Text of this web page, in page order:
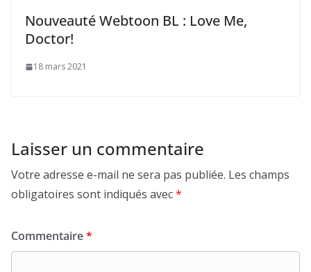
Nouveauté Webtoon BL : Love Me,
Doctor!
18 mars 2021
Laisser un commentaire
Votre adresse e-mail ne sera pas publiée. Les champs
obligatoires sont indiqués avec*
Commentaire*